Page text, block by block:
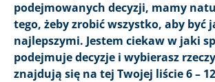
podejmowanych decyzji, mamy
tego, żeby zrobić wszystko, aby być
najlepszymi. Jestem ciekaw w jaki
podejmuje decyzje i wybierasz
znajdują się na tej Twojej liście 6 –